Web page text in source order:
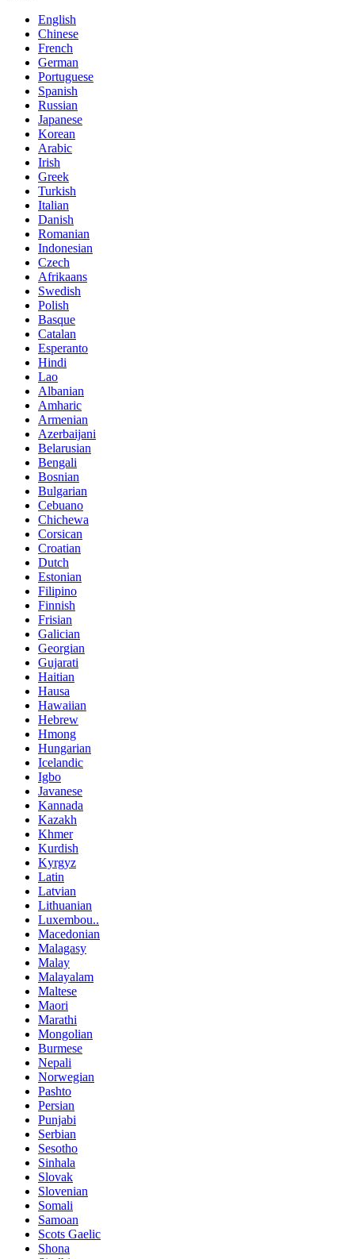
English
Chinese
French
German
Portuguese
Spanish
Russian
Japanese
Korean
Arabic
Irish
Greek
Turkish
Italian
Danish
Romanian
Indonesian
Czech
Afrikaans
Swedish
Polish
Basque
Catalan
Esperanto
Hindi
Lao
Albanian
Amharic
Armenian
Azerbaijani
Belarusian
Bengali
Bosnian
Bulgarian
Cebuano
Chichewa
Corsican
Croatian
Dutch
Estonian
Filipino
Finnish
Frisian
Galician
Georgian
Gujarati
Haitian
Hausa
Hawaiian
Hebrew
Hmong
Hungarian
Icelandic
Igbo
Javanese
Kannada
Kazakh
Khmer
Kurdish
Kyrgyz
Latin
Latvian
Lithuanian
Luxembou..
Macedonian
Malagasy
Malay
Malayalam
Maltese
Maori
Marathi
Mongolian
Burmese
Nepali
Norwegian
Pashto
Persian
Punjabi
Serbian
Sesotho
Sinhala
Slovak
Slovenian
Somali
Samoan
Scots Gaelic
Shona